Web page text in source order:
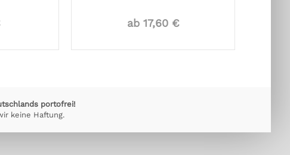
ab 17,60 €
portofrei!
keine Haftung.